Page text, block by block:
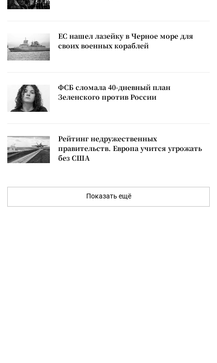
ЕС нашел лазейку в Черное море для
своих военных кораблей
ФСБ сломала 40-дневный план
Зеленского против России
Рейтинг недружественных
правительств. Европа учится угрожать
без США
Показать ещё